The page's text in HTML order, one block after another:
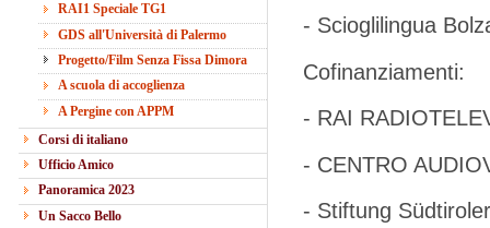
RAI1 Speciale TG1
GDS all'Università di Palermo
Progetto/Film Senza Fissa Dimora
A scuola di accoglienza
A Pergine con APPM
Corsi di italiano
Ufficio Amico
Panoramica 2023
Un Sacco Bello
- Scioglilingua
Cofinanziamenti:
- RAI
- CENTRO
- Stiftung